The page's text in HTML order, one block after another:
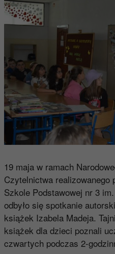
19 maja w ramach
Czytelnictwa
Szkole Podstawowej nr 3
odbyło się spotkanie
książek Izabela Madeja.
książek dla dzieci poznali
czwartych podczas 2-